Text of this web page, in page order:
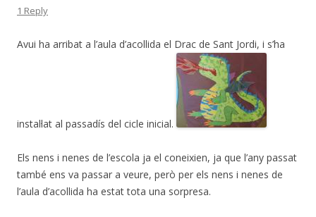
1 Reply
Avui ha arribat a l’aula d’acollida el Drac de Sant Jordi, i s’ha
instal·lat al passadís del cicle inicial.
Els nens i nenes de l’escola ja el coneixien, ja que l’any passat
també ens va passar a veure, però per els nens i nenes de
l’aula d’acollida ha estat tota una sorpresa.